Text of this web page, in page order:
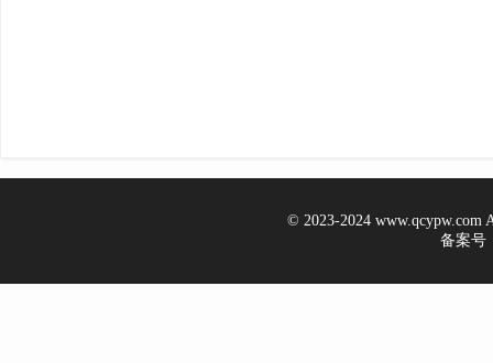
© 2023-2024 www.qcypw.com
备案号